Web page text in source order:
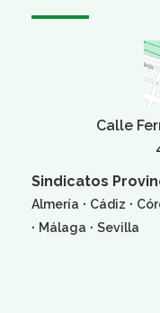
Calle
Sindicatos
Almería · Cádiz ·
· Málaga · Sevilla